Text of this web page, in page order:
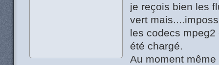
je reçois bien les
vert
les codecs
été chargé.
Au moment